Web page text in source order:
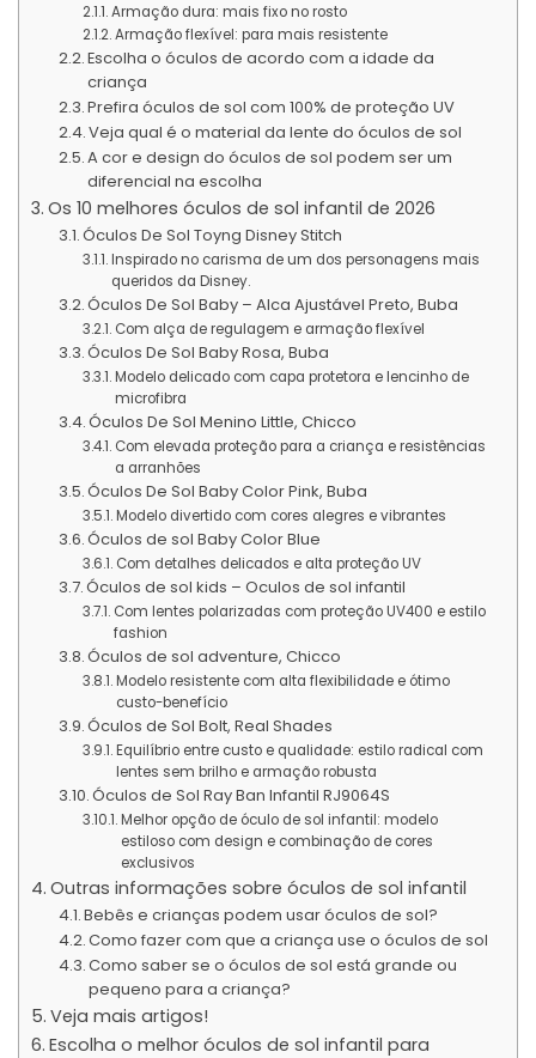
Armação dura: mais fixo no rosto
Armação flexível: para mais resistente
Escolha o óculos de acordo com a idade da
criança
Prefira óculos de sol com 100% de proteção UV
Veja qual é o material da lente do óculos de sol
A cor e design do óculos de sol podem ser um
diferencial na escolha
Os 10 melhores óculos de sol infantil de 2026
Óculos De Sol Toyng Disney Stitch
Inspirado no carisma de um dos personagens mais
queridos da Disney.
Óculos De Sol Baby – Alca Ajustável Preto, Buba
Com alça de regulagem e armação flexível
Óculos De Sol Baby Rosa, Buba
Modelo delicado com capa protetora e lencinho de
microfibra
Óculos De Sol Menino Little, Chicco
Com elevada proteção para a criança e resistências
a arranhões
Óculos De Sol Baby Color Pink, Buba
Modelo divertido com cores alegres e vibrantes
Óculos de sol Baby Color Blue
Com detalhes delicados e alta proteção UV
Óculos de sol kids – Oculos de sol infantil
Com lentes polarizadas com proteção UV400 e estilo
fashion
Óculos de sol adventure, Chicco
Modelo resistente com alta flexibilidade e ótimo
custo-benefício
Óculos de Sol Bolt, Real Shades
Equilíbrio entre custo e qualidade: estilo radical com
lentes sem brilho e armação robusta
Óculos de Sol Ray Ban Infantil RJ9064S
Melhor opção de óculo de sol infantil: modelo
estiloso com design e combinação de cores
exclusivos
Outras informações sobre óculos de sol infantil
Bebês e crianças podem usar óculos de sol?
Como fazer com que a criança use o óculos de sol
Como saber se o óculos de sol está grande ou
pequeno para a criança?
Veja mais artigos!
Escolha o melhor óculos de sol infantil para